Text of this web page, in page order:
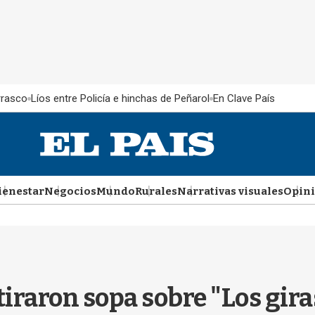
Líos entre Policía e hinchas de Peñarol En Clave País
NegociosMundoRuralesNarrativas visuales
sopa sobre "Los